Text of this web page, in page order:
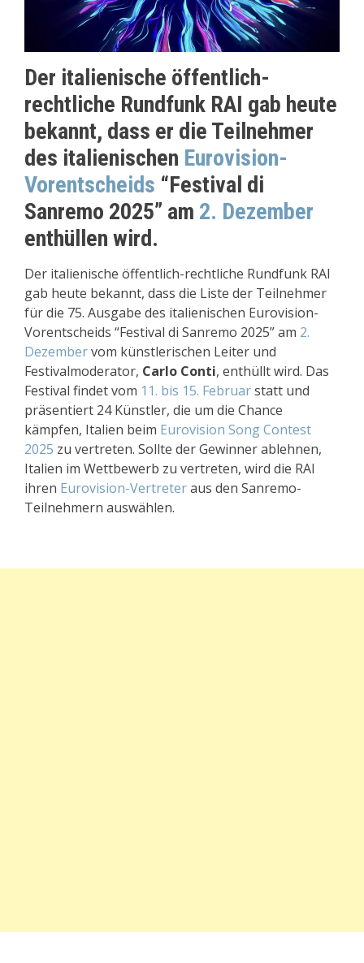
Der italienische öffentlich-
rechtliche Rundfunk RAI gab heute
bekannt, dass er die Teilnehmer
des italienischen Eurovision-
Vorentscheids “Festival di
Sanremo 2025” am 2. Dezember
enthüllen wird.
Der italienische öffentlich-rechtliche Rundfunk RAI
gab heute bekannt, dass die Liste der Teilnehmer
für die 75. Ausgabe des italienischen Eurovision-
Vorentscheids “Festival di Sanremo 2025” am 2.
Dezembervom künstlerischen Leiter und
Festivalmoderator, Carlo Conti, enthüllt wird. Das
Festival findet vom 11. bis 15. Februarstatt und
präsentiert 24 Künstler, die um die Chance
kämpfen, Italien beim Eurovision Song Contest
2025 zu vertreten. Sollte der Gewinner ablehnen,
Italien im Wettbewerb zu vertreten, wird die RAI
ihren Eurovision-Vertreteraus den Sanremo-
Teilnehmern auswählen.